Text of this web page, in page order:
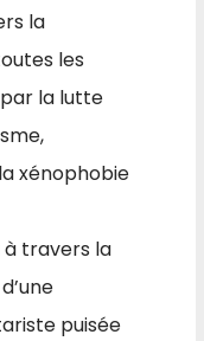
la
les
la lutte
xénophobie
à travers la
puisée